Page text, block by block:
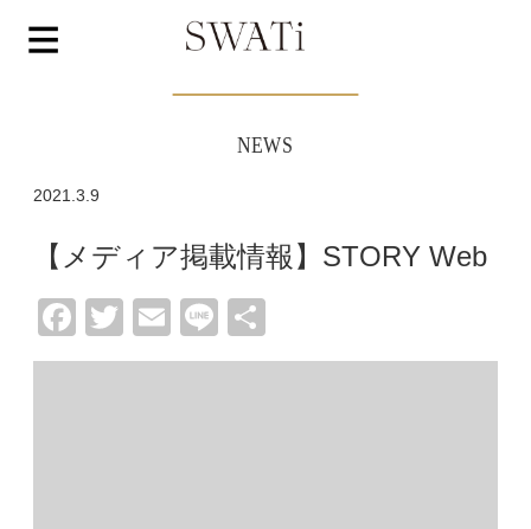
NEWS
2021.3.9
【メディア掲載情報】STORY Web
Facebook
Twitter
Email
Line
有